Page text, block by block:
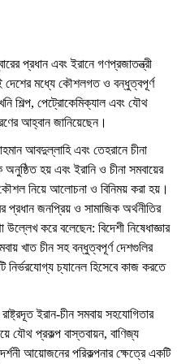
প্রধান এবং ইরানে গণপ্রজাতন্ত্রী
দেশের মধ্যে কৌশলগত ও বন্ধুত্বপূর্ণ
শিল্প, পেট্রোকেমিক্যাল এবং যৌথ
আহ্বান জানিয়েছেন।
আবদুল্লাহি এবং তেহরানে চীনা
হয় এবং ইরানি ও চীনা সমবায়ের
নিয়ে আলোচনা ও বিনিময় করা হয়।
প্রধান জনপ্রিয় ও সামাজিক অর্থনীতির
করে বলেছেন: বিদেশী নিষেধাজ্ঞার
খাত চীন সহ বন্ধুত্বপূর্ণ দেশগুলির
চ্যানেল হিসেবে কাজ করতে
ইরান-চীন সমবায় সহযোগিতার
যৌথ প্রকল্প বাস্তবায়ন, বাণিজ্য
আয়োজনের পরিকল্পনার ক্ষেত্রে একটি